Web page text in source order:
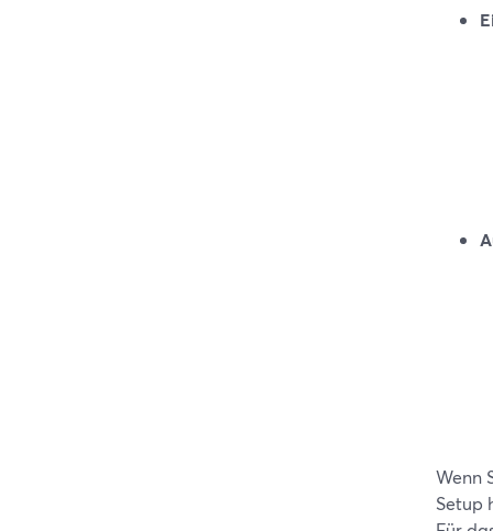
Wenn
Setup